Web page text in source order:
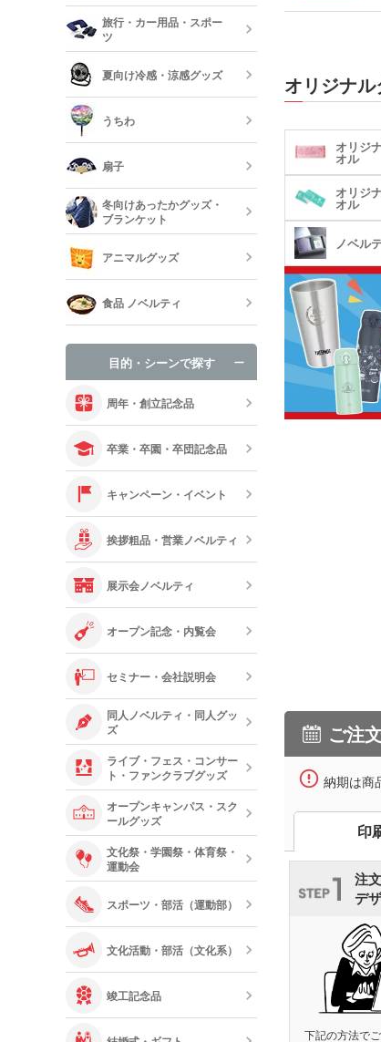
吸水性が良い「
群!OPP袋入りで
トです。アーテ
トのひと味違っ
オリジナ
オリジ
オル
オリジ
オル
ノベル
ご注
納期は商
印
注
デ
下記の方法で
靴べら
マスク(
旅行・カー用品・スポー
ツ
トラベ
夏向け冷感・涼感グッズ
保冷剤
う
うちわ
オリジ
扇子
既製品
冬向けあったかグッズ・
ブランケット
オリジナ
手袋・
アニマルグッズ
食品 ノベルティ
オリジ
目的・シーンで探す
周年・創立記念品
卒業・卒園・卒団記念品
キャンペーン・イベント
挨拶粗品・営業ノベルティ
展示会ノベルティ
オープン記念・内覧会
セミナー・会社説明会
同人ノベルティ・同人グッ
ズ
ライブ・フェス・コンサー
ト・ファンクラブグッズ
オープンキャンパス・スク
ールグッズ
文化祭・学園祭・体育祭・
運動会
スポーツ・部活（運動部）
文化活動・部活（文化系）
竣工記念品